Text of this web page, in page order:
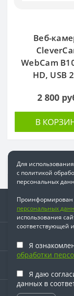
Веб-
WebCam
HD, USB
2 800
В
Для
с политикой
персональных
Проинформирован
персональных
использования
соответствующей
Я
обработки
Я даю
данных в
Информация